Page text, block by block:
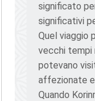
significato
significativi
Quel viaggio
vecchi tempi
potevano
affezionate e
Quando